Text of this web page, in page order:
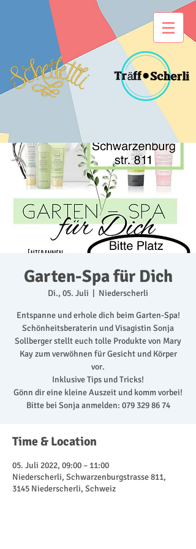
Garten-Spa für Dich
Di., 05. Juli Niederscherli
Entspanne und erhole dich beim Garten-Spa!
Schönheitsberaterin und Visagistin Sonja
Sollberger stellt euch tolle Produkte von Mary
Kay zum verwöhnen für Gesicht und Körper
vor.
Inklusive Tips und Tricks!
Gönn dir eine kleine Auszeit und komm vorbei!
Bitte bei Sonja anmelden: 079 329 86 74
Time & Location
05. Juli 2022, 09:00 – 11:00
Niederscherli, Schwarzenburgstrasse 811,
3145 Niederscherli, Schweiz